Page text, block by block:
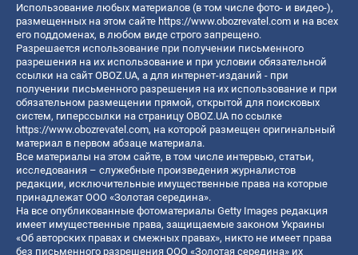
Использование любых материалов (в том числе фото- и видео-),
размещенных на этом сайте https://www.obozrevatel.com и на всех
его поддоменах, в любом виде строго запрещено.
Разрешается использование при получении письменного
разрешения на их использование и при условии обязательной
ссылки на сайт OBOZ.UA, а для интернет-изданий - при
получении письменного разрешения на их использование и при
обязательном размещении прямой, открытой для поисковых
систем, гиперссылки на страницу OBOZ.UA по ссылке
https://www.obozrevatel.com, на которой размещен оригинальный
материал в первом абзаце материала.
Все материалы на этом сайте, в том числе интервью, статьи,
исследования – служебные произведения журналистов
редакции, исключительные имущественные права на которые
принадлежат ООО «Золотая середина».
На все опубликованные фотоматериалы Getty Images редакция
имеет имущественные права, защищаемые законом Украины
«Об авторских правах и смежных правах», никто не имеет права
без письменного разрешения ООО «Золотая середина» их